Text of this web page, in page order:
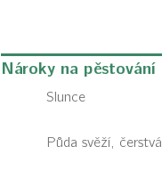
Nároky na pěstování
Slunce
Půda svěží, čerstvá